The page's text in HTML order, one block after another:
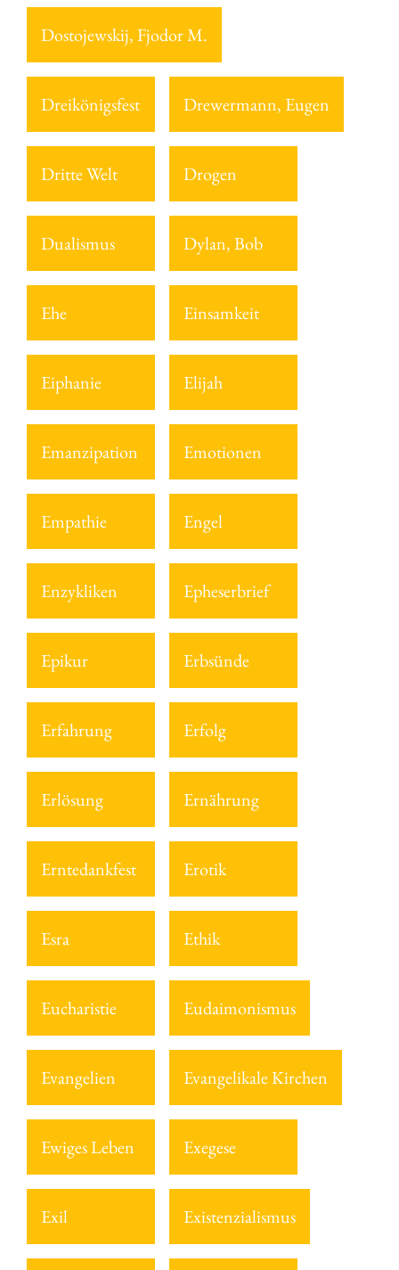
Dostojewskij, Fjodor M.
Dreikönigsfest Drewermann, Eugen
Dritte Welt Drogen
Dualismus Dylan, Bob
Ehe Einsamkeit
Eiphanie Elijah
Emanzipation Emotionen
Empathie Engel
Enzykliken Epheserbrief
Epikur Erbsünde
Erfahrung Erfolg
Erlösung Ernährung
Erntedankfest Erotik
Esra Ethik
Eucharistie Eudaimonismus
Evangelien Evangelikale Kirchen
Ewiges Leben Exegese
Exil Existenzialismus